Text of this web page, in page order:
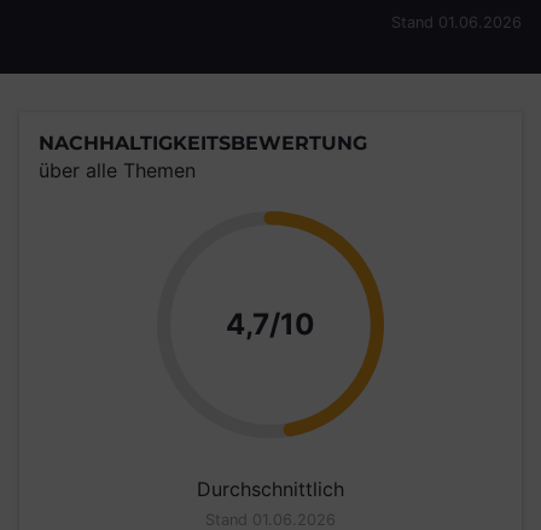
Stand 01.06.2026
NACHHALTIGKEITSBEWERTUNG
über alle Themen
4,7/10 Punkte
Durchschnittlich
Stand 01.06.2026